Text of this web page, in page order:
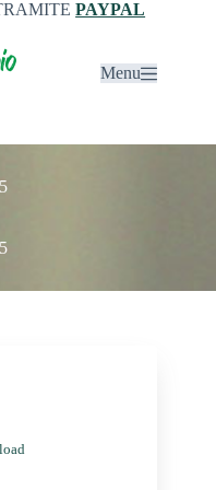
PAYPAL
Menu